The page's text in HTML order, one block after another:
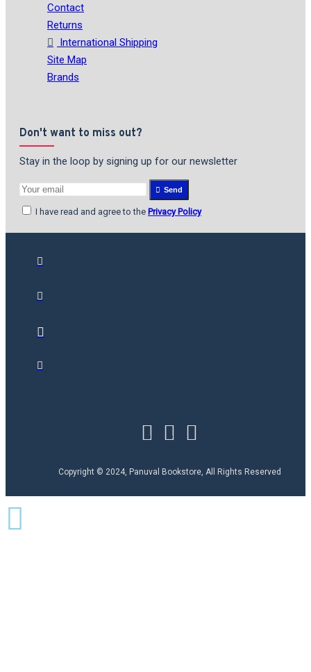
Contact
Returns
International Shipping
Site Map
Brands
Don't want to miss out?
Stay in the loop by signing up for our newsletter
Send
I have read and agree to the Privacy Policy
Copyright © 2024, Panuval Bookstore, All Rights Reserved